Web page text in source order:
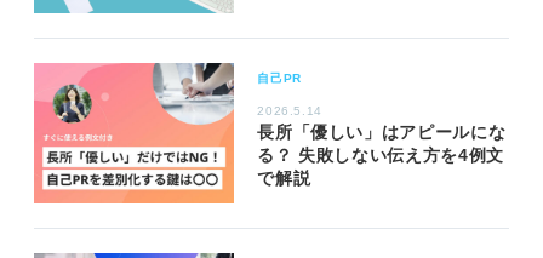
自己PR
2026.5.14
長所「優しい」はアピールにな
る？ 失敗しない伝え方を4例文
で解説